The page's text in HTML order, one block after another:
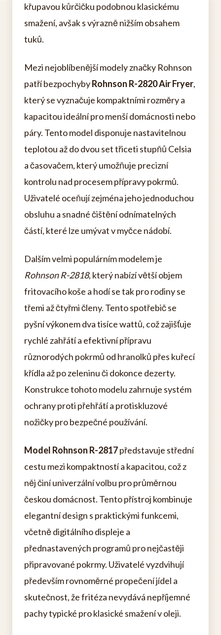
křupavou kůrčičku podobnou klasickému
smažení, avšak s výrazně nižším obsahem
tuků.
Mezi nejoblíbenější modely značky Rohnson
patří bezpochybyRohnson R-2820 Air Fryer,
který se vyznačuje kompaktními rozměry a
kapacitou ideální pro menší domácnosti nebo
páry. Tento model disponuje nastavitelnou
teplotou až do dvou set třiceti stupňů Celsia
a časovačem, který umožňuje precizní
kontrolu nad procesem přípravy pokrmů.
Uživatelé oceňují zejména jeho jednoduchou
obsluhu a snadné čištění odnímatelných
částí, které lze umývat v myčce nádobí.
Dalším velmi populárním modelem je
Rohnson R-2818, který nabízí větší objem
fritovacího koše a hodí se tak pro rodiny se
třemi až čtyřmi členy. Tento spotřebič se
pyšní výkonem dva tisíce wattů, což zajišťuje
rychlé zahřátí a efektivní přípravu
různorodých pokrmů od hranolků přes kuřecí
křídla až po zeleninu či dokonce dezerty.
Konstrukce tohoto modelu zahrnuje systém
ochrany proti přehřátí a protiskluzové
nožičky pro bezpečné používání.
Model Rohnson R-2817představuje střední
cestu mezi kompaktností a kapacitou, což z
něj činí univerzální volbu pro průměrnou
českou domácnost. Tento přístroj kombinuje
elegantní design s praktickými funkcemi,
včetně digitálního displeje a
přednastavených programů pro nejčastěji
připravované pokrmy. Uživatelé vyzdvihují
především rovnoměrné propečení jídel a
skutečnost, že fritéza nevydává nepříjemné
pachy typické pro klasické smažení v oleji.